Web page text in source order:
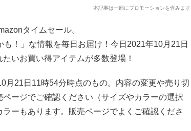
本記事は一部にプロモーションを含みます
タイムセール。
！」な情報を毎日お届け！今日2021年10月21日
いお買い得アイテムが多数登場！
月21日11時54分時点のもの。内容の変更や売り切
ージでご確認ください（サイズやカラーの選択
ーもあります。販売ページでよくご確認くださ